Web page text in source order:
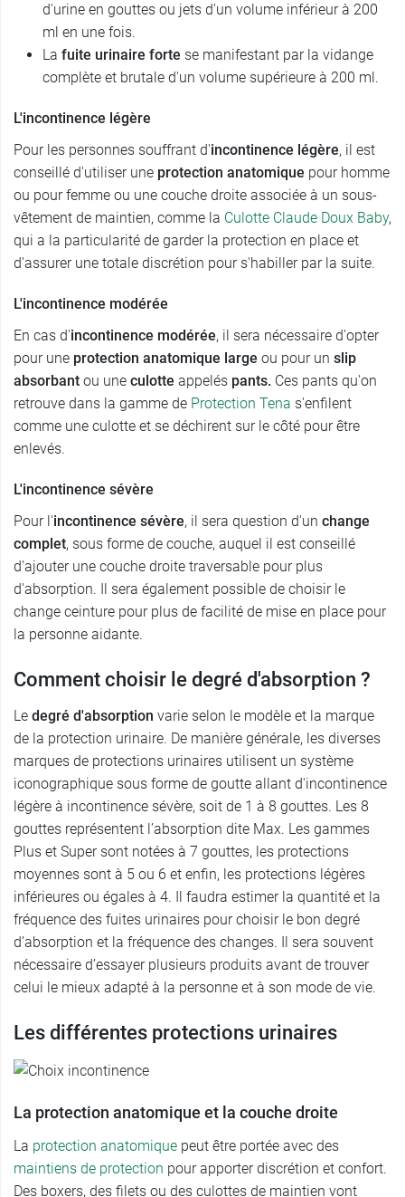
d'urine en gouttes ou jets d'un volume inférieur à 200
ml en une fois.
La fuite urinaire forte se manifestant par la vidange
complète et brutale d'un volume supérieure à 200 ml.
L'incontinence légère
Pour les personnes souffrant d'incontinence légère, il est
conseillé d'utiliser une protection anatomique pour homme
ou pour femme ou une couche droite associée à un sous-
vêtement de maintien, comme la Culotte Claude Doux Baby,
qui a la particularité de garder la protection en place et
d'assurer une totale discrétion pour s'habiller par la suite.
L'incontinence modérée
En cas d'incontinence modérée, il sera nécessaire d'opter
pour une protection anatomique large ou pour un slip
absorbant ou une culotte appelés pants. Ces pants qu'on
retrouve dans la gamme de Protection Tena s'enfilent
comme une culotte et se déchirent sur le côté pour être
enlevés.
L'incontinence sévère
Pour l'incontinence sévère, il sera question d'un change
complet, sous forme de couche, auquel il est conseillé
d'ajouter une couche droite traversable pour plus
d'absorption. Il sera également possible de choisir le
change ceinture pour plus de facilité de mise en place pour
la personne aidante.
Comment choisir le degré d'absorption ?
Le degré d'absorption varie selon le modèle et la marque
de la protection urinaire. De manière générale, les diverses
marques de protections urinaires utilisent un système
iconographique sous forme de goutte allant d'incontinence
légère à incontinence sévère, soit de 1 à 8 gouttes. Les 8
gouttes représentent l’absorption dite Max. Les gammes
Plus et Super sont notées à 7 gouttes, les protections
moyennes sont à 5 ou 6 et enfin, les protections légères
inférieures ou égales à 4. Il faudra estimer la quantité et la
fréquence des fuites urinaires pour choisir le bon degré
d’absorption et la fréquence des changes. Il sera souvent
nécessaire d’essayer plusieurs produits avant de trouver
celui le mieux adapté à la personne et à son mode de vie.
Les différentes protections urinaires
La protection anatomique et la couche droite
La protection anatomique peut être portée avec des
maintiens de protection pour apporter discrétion et confort.
Des boxers, des filets ou des culottes de maintien vont